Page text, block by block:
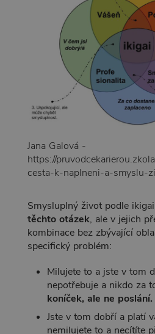
Jana Galová -
https://
cesta-k-naplneni-a-smyslu-
Smysluplný život podle ikigai
těchto otázek, ale v jejich
kombinace bez zbývající
specifický problém:
Milujete to a jste v tom
nepotřebuje a nikdo za
koníček, ale ne poslání.
Jste v tom dobří a platí
nemilujete to a necítíte